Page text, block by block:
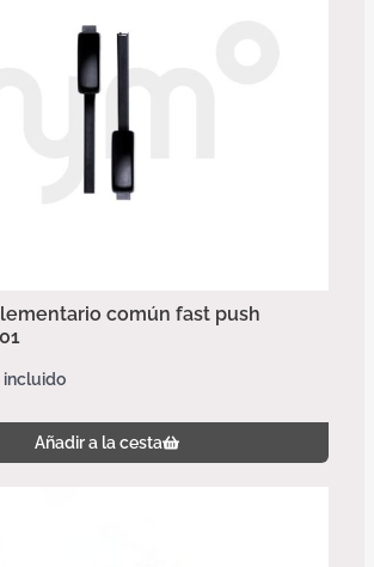
común fast push
incluido
Añadir a la cesta